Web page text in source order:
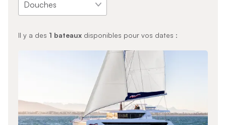
Il y a des 1 bateauxdisponibles pour vos dates :